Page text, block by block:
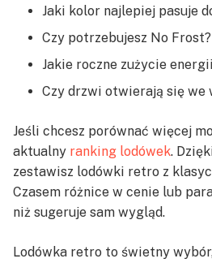
Jaki kolor najlepiej pasuje
Czy potrzebujesz No Frost?
Jakie roczne zużycie
Czy drzwi otwierają się we
Jeśli chcesz porównać więcej
aktualny ranking lodówek.
zestawisz lodówki retro z
Czasem różnice w cenie lub
niż sugeruje sam wygląd.
Lodówka retro to świetny